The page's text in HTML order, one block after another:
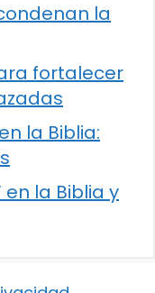
la
fortalecer
la Biblia:
en la Biblia y